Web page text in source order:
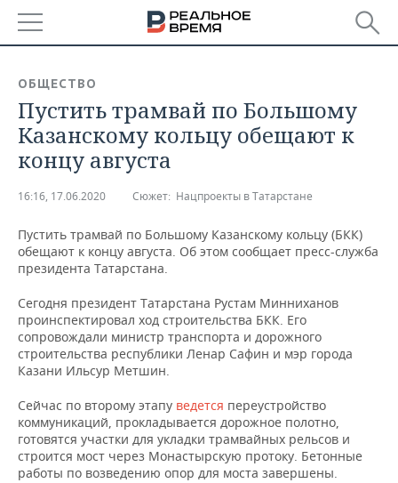
БАШКОРТОСТАН
ТАТАРСТАН
НОВОСТИ
АНАЛИТИКА
ДЕКЛАРАЦИИ О ДОХОДАХ
КОРОЛИ ГОСЗАКАЗА ПФО
ВУЗЫ ТАТАРСТАНА
КОМУ ПРИНАДЛЕЖАТ
ТОРГОВЫЕ ЦЕНТРЫ
ТАТАРСТАНА
НОВОСТИ ЭКОНОМИКИ
ФИНАНСЫ
БАНКИ
БЮДЖЕТ
ПРОМЫШЛЕННОСТЬ
НОВОСТИ
ПРОМЫШЛЕННОСТИ
АГРОПРОМ
МАШИНОСТРОЕНИЕ
НЕФТЕХИМИЯ
НЕФТЬ
НЕДВИЖИМОСТЬ
НОВОСТИ НЕДВИЖИМОСТИ
АВТО
НОВОСТИ АВТО
БИЗНЕС
РОЗНИЧНАЯ ТОРГОВЛЯ
ТРАНСПОРТ
НОВОСТИ ТЕХНОЛОГИЙ
IT
МЕРОПРИЯТИЯ
НОВОСТИ МЕРОПРИЯТИЙ
СПОРТ
ОБЩЕСТВО
Пустить трамвай по Большому
Казанскому кольцу обещают к
концу августа
16:16, 17.06.2020 Сюжет: Нацпроекты в Татарстане
Пустить трамвай по Большому Казанскому кольцу (БКК)
обещают к концу августа. Об этом сообщает пресс-служба
президента Татарстана.
Сегодня президент Татарстана Рустам Минниханов
проинспектировал ход строительства БКК. Его
сопровождали министр транспорта и дорожного
строительства республики Ленар Сафин и мэр города
Казани Ильсур Метшин.
Сейчас по второму этапу ведется переустройство
коммуникаций, прокладывается дорожное полотно,
готовятся участки для укладки трамвайных рельсов и
строится мост через Монастырскую протоку. Бетонные
работы по возведению опор для моста завершены.